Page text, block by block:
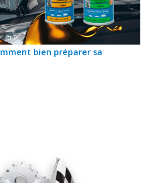
bien préparer sa